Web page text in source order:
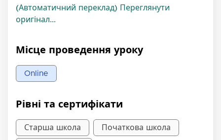
(Автоматичний переклад) Переглянути
оригінал...
Місце проведення уроку
Online
Рівні та сертифікати
Старша школа Початкова школа